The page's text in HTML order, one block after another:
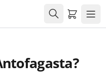
Carrito